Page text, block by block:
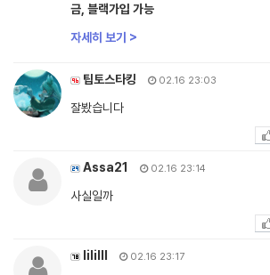
금, 블랙가입 가능
자세히 보기 >
팁토스타킹 02.16 23:03
잘봤습니다
Assa21 02.16 23:14
사실일까
lililll 02.16 23:17